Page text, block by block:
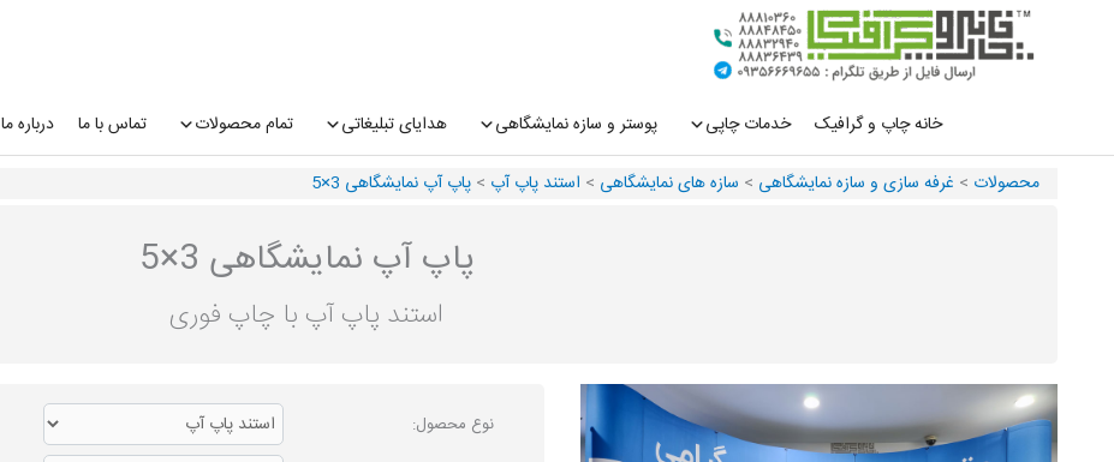
خانه چاپ و گرافیک
خدمات چاپی پوستر و سازه نمایشگاهی هدایای تبلیغاتی تمام محصولات تماس با ما درباره ما
محصولات > غرفه سازی و سازه نمایشگاهی > سازه های نمایشگاهی > استند پاپ آپ > پاپ آپ نمایشگاهی 3×5
پاپ آپ نمایشگاهی 3×5
استند پاپ آپ با چاپ فوری
نوع محصول: